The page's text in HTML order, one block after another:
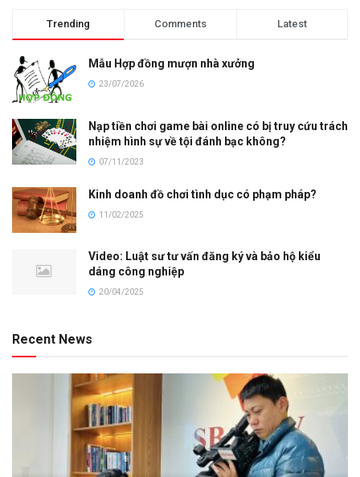
Trending Comments Latest
Mẫu Hợp đồng mượn nhà xưởng
23/07/2026
Nạp tiền chơi game bài online có bị truy cứu trách
nhiệm hình sự về tội đánh bạc không?
07/11/2023
Kinh doanh đồ chơi tình dục có phạm pháp?
11/02/2025
Video: Luật sư tư vấn đăng ký và bảo hộ kiểu
dáng công nghiệp
20/04/2025
Recent News